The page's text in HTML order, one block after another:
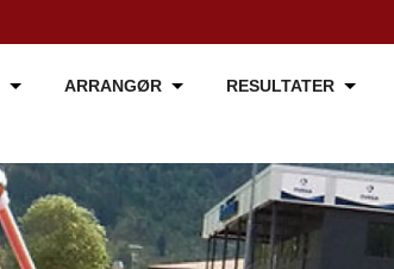
ARRANGØR RESULTATER